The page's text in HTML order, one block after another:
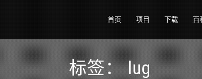
首页 项目 下载 百
标签：lug